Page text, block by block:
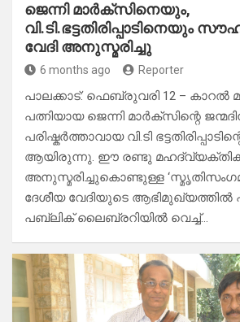
ജെന്നി മാർക്സിനെയും,
വി.ടി.ഭട്ടതിരിപ്പാടിനെയും
വേദി അനുസ്മരിച്ചു
6 months ago Reporter
പാലക്കാട്: ഫെബ്രുവരി 12 – കാറൽ
പത്നിയായ ജെന്നി മാർക്സിന്റെ
പരിഷ്കർത്താവായ വി.ടി
ആയിരുന്നു. ഈ രണ്ടു
അനുസ്മരിച്ചുകൊണ്ടുള്ള
ദേശീയ വേദിയുടെ ആഭിമുഖ്യത്തിൽ
പബ്ലിക് ലൈബ്രറിയിൽ വെച്ച്…